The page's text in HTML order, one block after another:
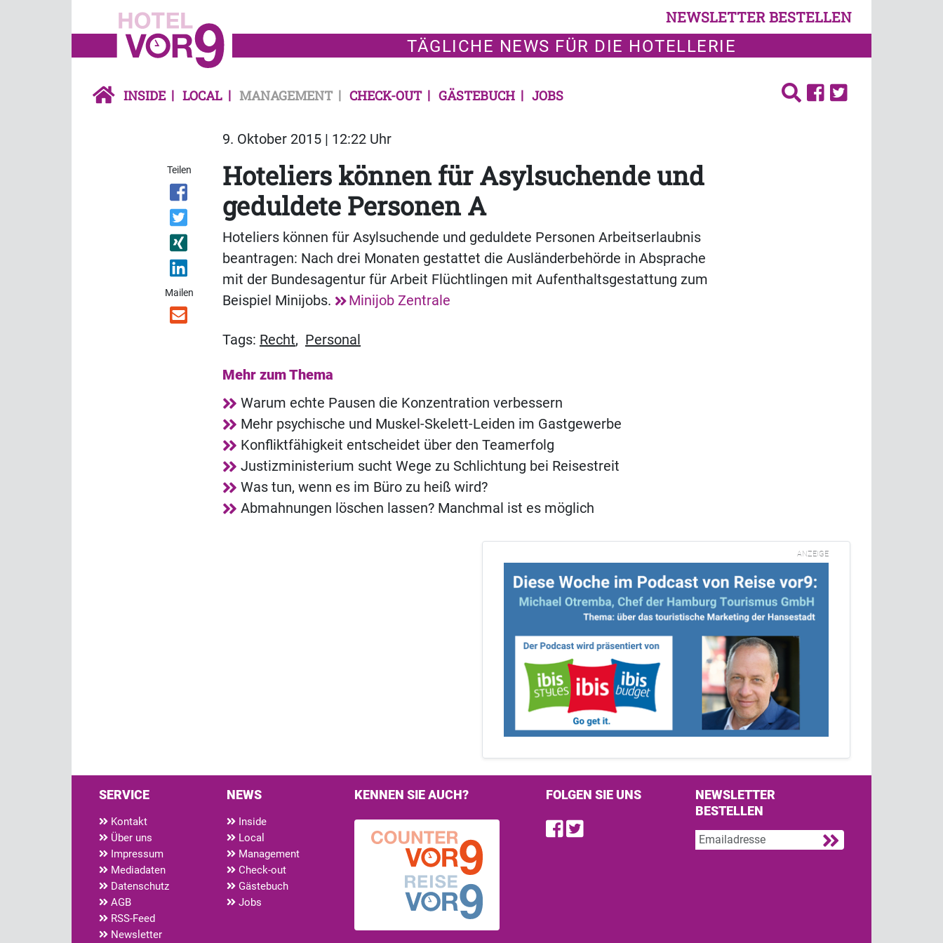
NEWSLETTER BESTELLEN
TÄGLICHE NEWS FÜR DIE HOTELLERIE
INSIDE LOCAL MANAGEMENT CHECK-OUT GÄSTEBUCH JOBS
9. Oktober 2015 | 12:22 Uhr
Teilen
Mailen
Hoteliers können für Asylsuchende und
geduldete Personen A
Hoteliers können für Asylsuchende und geduldete Personen Arbeitserlaubnis
beantragen: Nach drei Monaten gestattet die Ausländerbehörde in Absprache
mit der Bundesagentur für Arbeit Flüchtlingen mit Aufenthaltsgestattung zum
Beispiel Minijobs.
Minijob Zentrale
Tags: Recht, Personal
Mehr zum Thema
Warum echte Pausen die Konzentration verbessern
Mehr psychische und Muskel-Skelett-Leiden im Gastgewerbe
Konfliktfähigkeit entscheidet über den Teamerfolg
Justizministerium sucht Wege zu Schlichtung bei Reisestreit
Was tun, wenn es im Büro zu heiß wird?
Abmahnungen löschen lassen? Manchmal ist es möglich
ANZEIGE
SERVICE
Kontakt
Über uns
Impressum
Mediadaten
Datenschutz
AGB
RSS-Feed
Newsletter
NEWS
Inside
Local
Management
Check-out
Gästebuch
Jobs
KENNEN SIE AUCH? FOLGEN SIE UNS
Find us on Facebook
Follow us on Twitter
NEWSLETTER
BESTELLEN